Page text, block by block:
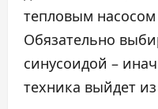
тепловым насосом
Обязательно
синусоидой –
техника выйдет